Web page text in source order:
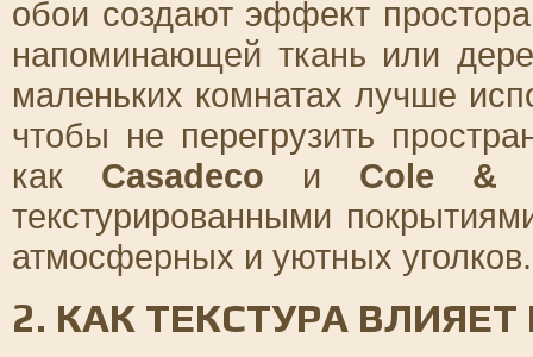
обои создают эффект
напоминающей ткань или
маленьких комнатах лучше
чтобы не перегрузить
как Casadeco и Cole &
текстурированными
атмосферных и уютных уголков.
2. КАК ТЕКСТУРА